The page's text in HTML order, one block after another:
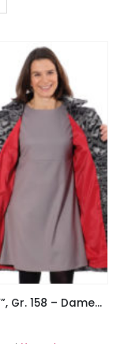
PAPIERSCHNITTMUSTER, Mantel “MOLLY”, Gr. 158 – Damengr. 46 – mit oder ohne Futter